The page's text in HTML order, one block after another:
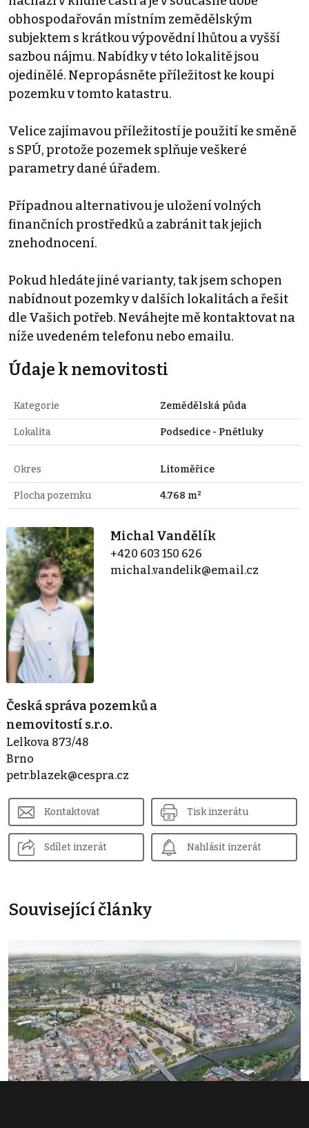
obhospodařován místním zemědělským
subjektem s krátkou výpovědní lhůtou a vyšší
sazbou nájmu. Nabídky v této lokalitě jsou
ojedinělé. Nepropásněte příležitost ke koupi
pozemku v tomto katastru.
Velice zajímavou příležitostí je použití ke směně
s SPÚ, protože pozemek splňuje veškeré
parametry dané úřadem.
Případnou alternativou je uložení volných
finančních prostředků a zabránit tak jejich
znehodnocení.
Pokud hledáte jiné varianty, tak jsem schopen
nabídnout pozemky v dalších lokalitách a řešit
dle Vašich potřeb. Neváhejte mě kontaktovat na
níže uvedeném telefonu nebo emailu.
Údaje k nemovitosti
Kategorie Zemědělská půda
Lokalita Podsedice - Pnětluky
Okres Litoměřice
Plocha pozemku 4.768 m²
Michal Vandělík
+420 603 150 626
michal.vandelik@email.cz
Česká správa pozemků a
nemovitostí s.r.o.
Lelkova 873/48
Brno
petr.blazek@cespra.cz
Kontaktovat Tisk inzerátu
Sdílet inzerát Nahlásit inzerát
Související články